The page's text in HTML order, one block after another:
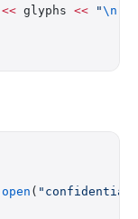
<< glyphs << "\n
open (